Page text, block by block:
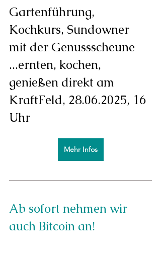
Gartenführung,
Kochkurs, Sundowner
mit der Genussscheune
...ernten, kochen,
genießen direkt am
KraftFeld, 28.06.2025, 16
Uhr
Mehr Infos
Ab sofort nehmen wir
auch Bitcoin an!